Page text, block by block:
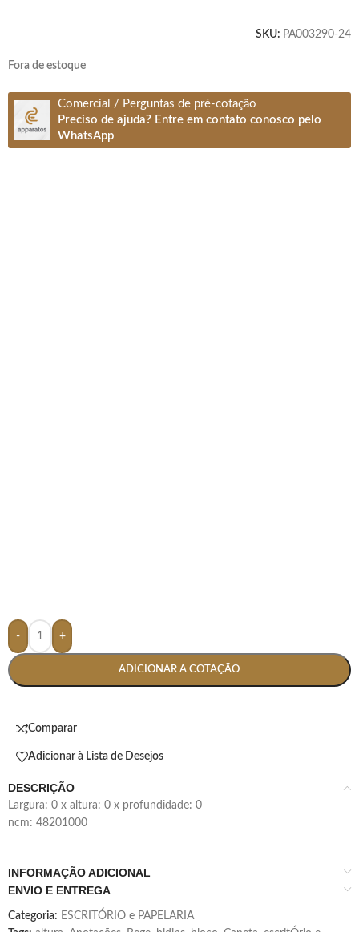
SKU: PA003290-24
Fora de estoque
Comercial / Perguntas de pré-cotação
Preciso de ajuda? Entre em contato conosco pelo
WhatsApp
- +
ADICIONAR A COTAÇÃO
Comparar
Adicionar à Lista de Desejos
DESCRIÇÃO
largura: 0 x altura: 0 x profundidade: 0
ncm: 48201000
INFORMAÇÃO ADICIONAL
ENVIO E ENTREGA
Categoria: ESCRITÓRIO e PAPELARIA